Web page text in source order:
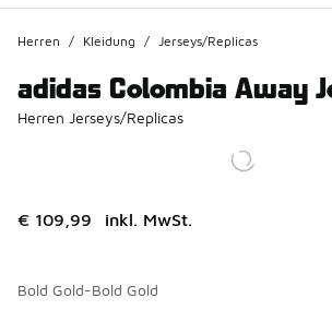
Herren / Kleidung / Jerseys/Replicas
adidas Colombia Away
Herren Jerseys/Replicas
€ 109,99 inkl. MwSt.
Bold Gold-Bold Gold